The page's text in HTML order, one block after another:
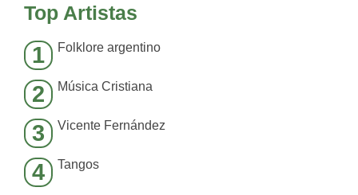
Top Artistas
1 Folklore argentino
2 Música Cristiana
3 Vicente Fernández
4 Tangos